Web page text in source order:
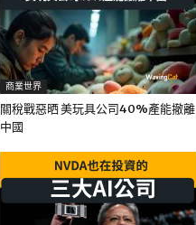
商業世界
關稅戰惡晒 美玩具公司40%產能撤離
中國